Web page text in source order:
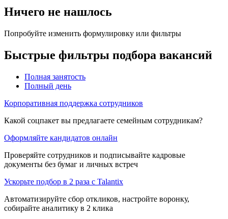
Ничего не нашлось
Попробуйте изменить формулировку или фильтры
Быстрые фильтры подбора вакансий
Полная занятость
Полный день
Корпоративная поддержка сотрудников
Какой соцпакет вы предлагаете семейным сотрудникам?
Оформляйте кандидатов онлайн
Проверяйте сотрудников и подписывайте кадровые
документы без бумаг и личных встреч
Ускорьте подбор в 2 раза с Talantix
Автоматизируйте сбор откликов, настройте воронку,
собирайте аналитику в 2 клика